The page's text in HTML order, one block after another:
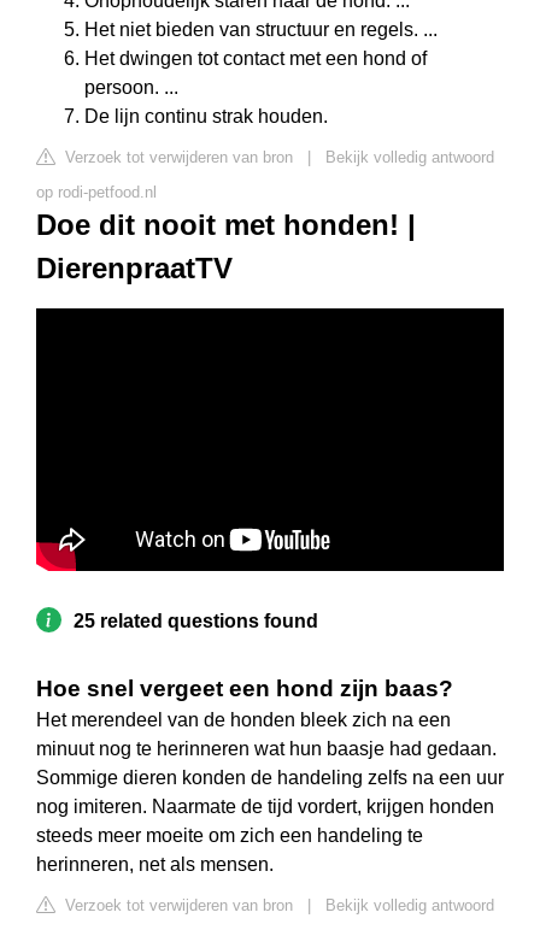
Het niet bieden van structuur en regels. ...
Het dwingen tot contact met een hond of
persoon. ...
De lijn continu strak houden.
Verzoek tot verwijderen van bron
Bekijk volledig antwoord
op rodi-petfood.nl
Doe dit nooit met honden! |
DierenpraatTV
25 related questions found
Hoe snel vergeet een hond zijn baas?
Het merendeel van de honden bleek zich na een
minuut nog te herinneren wat hun baasje had gedaan.
Sommige dieren konden de handeling zelfs na een uur
nog imiteren. Naarmate de tijd vordert, krijgen honden
steeds meer moeite om zich een handeling te
herinneren, net als mensen.
Verzoek tot verwijderen van bron
Bekijk volledig antwoord